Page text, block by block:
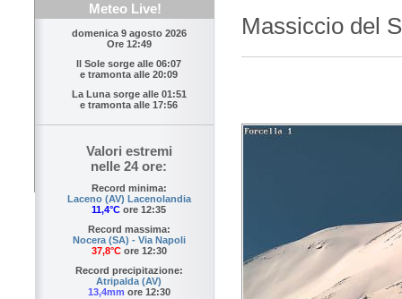
Meteo Live!
domenica 9 agosto 2026
Ore 12:49
Il Sole sorge alle 06:07
e tramonta alle 20:09
La Luna sorge alle 01:51
e tramonta alle 17:56
Valori estremi
nelle 24 ore:
Record minima:
Laceno (AV) Lacenolandia
11,4°C ore 12:35
Record massima:
Nocera (SA) - Via Napoli
37,8°Core 12:30
Record precipitazione:
Atripalda (AV)
13,4mm ore 12:30
Massiccio del